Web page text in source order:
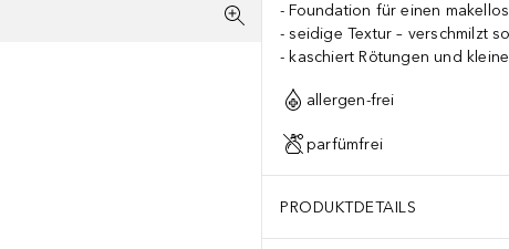
Foundation für einen
seidige Textur – verschmilzt
kaschiert Rötungen und
allergen-frei
parfümfrei
PRODUKTDETAILS